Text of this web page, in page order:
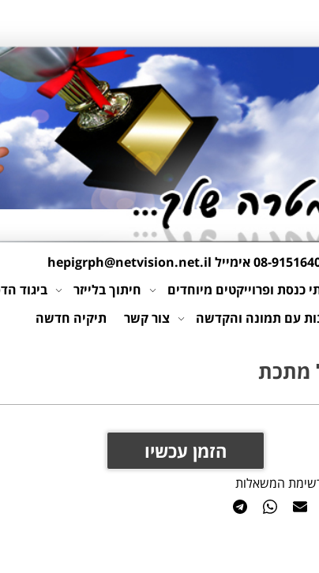
hepigrph@netvision.net.il
כנסת ופרוייקטים מיוחדים חיתוך בלייזר ביגוד
עם תמונה והקדשה צור קשר תיקיה חדשה
מתכת
הזמן עכשיו
המשאלות